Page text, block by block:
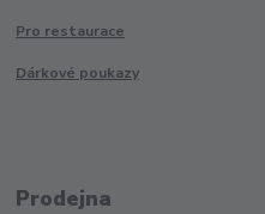
Pro restaurace
Dárkové poukazy
Prodejna